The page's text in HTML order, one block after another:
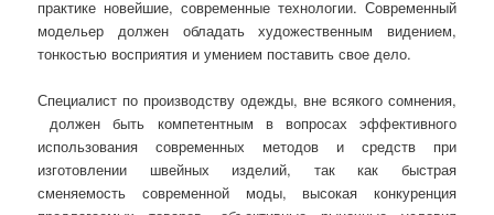
практике новейшие, современные технологии. Современный
модельер должен обладать художественным видением,
тонкостью восприятия и умением поставить свое дело.
Специалист по производству одежды, вне всякого сомнения,
должен быть компетентным в вопросах эффективного
использования современных методов и средств при
изготовлении швейных изделий, так как быстрая
сменяемость современной моды, высокая конкуренция